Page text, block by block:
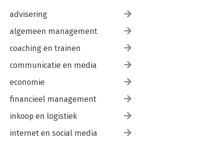
advisering
algemeen management
coaching en trainen
communicatie en media
economie
financieel management
inkoop en logistiek
internet en social media